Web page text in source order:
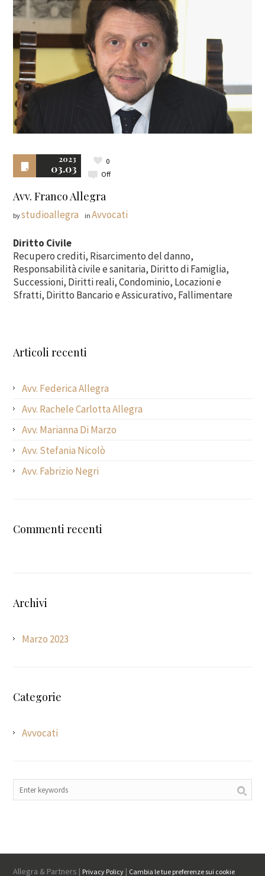
2023
03.03 Off
0
Avv. Franco Allegra
bystudioallegra inAvvocati
Diritto Civile
Recupero crediti, Risarcimento del danno,
Responsabilità civile e sanitaria, Diritto di Famiglia,
Successioni, Diritti reali, Condominio, Locazioni e
Sfratti, Diritto Bancario e Assicurativo, Fallimentare
Articoli recenti
Avv. Federica Allegra
Avv. Rachele Carlotta Allegra
Avv. Marianna Di Marzo
Avv. Stefania Nicolò
Avv. Fabrizio Negri
Commenti recenti
Archivi
Marzo 2023
Categorie
Avvocati
Allegra & Partners | Privacy Policy | Cambia le tue preferenze sui cookie